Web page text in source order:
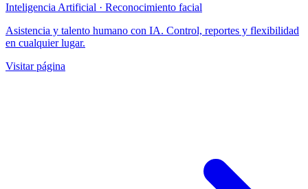
Inteligencia Artificial · Reconocimiento facial
Asistencia y talento humano con IA. Control, reportes y flexibilidad
en cualquier lugar.
Visitar página